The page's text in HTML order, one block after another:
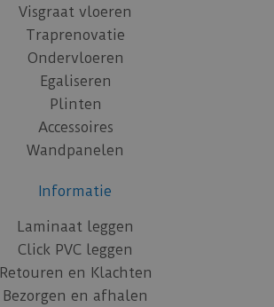
Visgraat vloeren
Traprenovatie
Ondervloeren
Egaliseren
Plinten
Accessoires
Wandpanelen
Informatie
Laminaat leggen
Click PVC leggen
Retouren en Klachten
Bezorgen en afhalen